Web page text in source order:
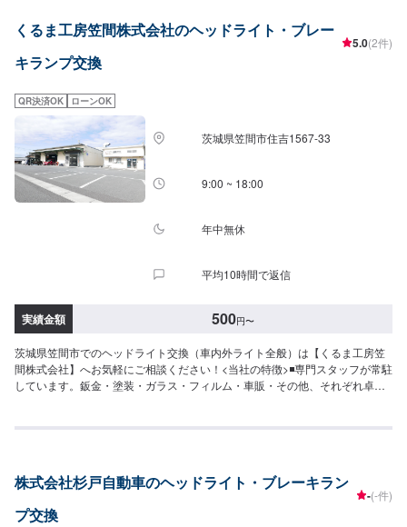
くるま工房笠間株式会社のヘッドライト・ブレー
キランプ交換
5.0(2件)
QR決済OK ローンOK
茨城県笠間市住吉1567-33
9:00 ~ 18:00
年中無休
平均10時間で返信
実績金額 500円〜
茨城県笠間市でのヘッドライト交換（車内外ライト全般）は【くるま工房笠
間株式会社】へお気軽にご相談ください！<当社の特徴>◾専門スタッフが常駐
しています。鈑金・塗装・ガラス・フィルム・車販・その他、それぞれ卓越
様がそのお車を乗っている間は保証します。◾土・日・祝も営業してるのでお
間に応じてプランをご提案！>★お安く済ませたい…★お時間があまり取れな
い…などのご相談もお気軽にどうぞ！【1】オファーにてお問い合わせ【2】
お見積り【3】お見積りにご納得いただければ作業開始【4】仕上がり次第納
株式会社杉戸自動車のヘッドライト・ブレーキラン
プ交換
-(-件)